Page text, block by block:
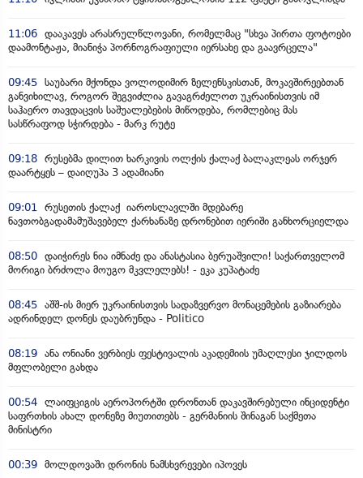
11:06 დააკავეს არასრულწლოვანი, რომელმაც "სხვა პირთა ფოტოები
დაამონტაჟა, მიანიჭა პორნოგრაფიული იერსახე და გაავრცელა"
09:45 საუბარი მქონდა ვოლოდიმირ ზელენსკისთან, მოკავშირეებთან
განვიხილავ, როგორ შეგვიძლია გავაგრძელოთ უკრაინისთვის იმ
საჰაერო თავდაცვის საშუალებების მიწოდება, რომლებიც მას
სასწრაფოდ სჭირდება - მარკ რუტე
09:18 რუსებმა დილით ხარკივის ოლქის ქალაქ ბალაკლეას ორჯერ
დაარტყეს – დაიღუპა 3 ადამიანი
09:01
რუსეთის ქალაქ იაროსლავლში მდებარე
ნავთობგადამამუშავებელ ქარხანაზე დრონებით იერიში განხორციელდა
08:50 დაიჭირეს ნია იმნაძე და ანასტასია ბერუაშვილი! საქართველომ
მორიგი ბრძოლა მოუგო მკვლელებს! - ეკა კუპატაძე
08:45 აშშ-ის მიერ უკრაინისთვის სადაზვერვო მონაცემების გაზიარება
ადრინდელ დონეს დაუბრუნდა - Politico
08:19 ანა ონიანი ვერბიეს ფესტივალის აკადემიის უმაღლესი ჯილდოს
მფლობელი გახდა
00:54 ლაიფციგის აეროპორტში დრონთან დაკავშირებული ინციდენტი
საფრთხის ახალ დონეზე მიუთითებს - გერმანიის შინაგან საქმეთა
მინისტრი
00:39 მოლდოვაში დრონის ნამსხვრევები იპოვეს